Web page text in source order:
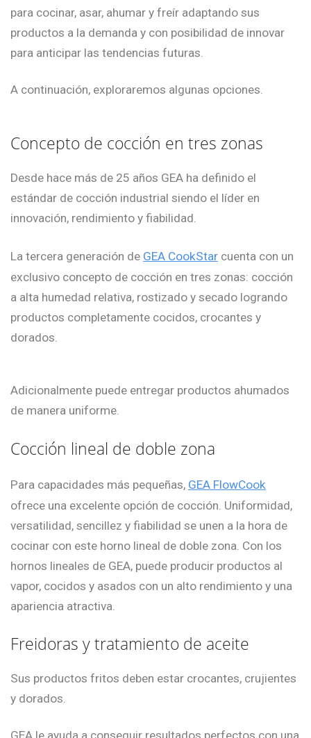
para cocinar, asar, ahumar y freír adaptando sus
productos a la demanda y con posibilidad de innovar
para anticipar las tendencias futuras.
A continuación, exploraremos algunas opciones.
Concepto de cocción en tres zonas
Desde hace más de 25 años GEA ha definido el
estándar de cocción industrial siendo el líder en
innovación, rendimiento y fiabilidad.
La tercera generación de GEA CookStar cuenta con un
exclusivo concepto de cocción en tres zonas: cocción
a alta humedad relativa, rostizado y secado logrando
productos completamente cocidos, crocantes y
dorados.
Adicionalmente puede entregar productos ahumados
de manera uniforme.
Cocción lineal de doble zona
Para capacidades más pequeñas, GEA FlowCook
ofrece una excelente opción de cocción. Uniformidad,
versatilidad, sencillez y fiabilidad se unen a la hora de
cocinar con este horno lineal de doble zona. Con los
hornos lineales de GEA, puede producir productos al
vapor, cocidos y asados ​​con un alto rendimiento y una
apariencia atractiva.
Freidoras y tratamiento de aceite
Sus productos fritos deben estar crocantes, crujientes
y dorados.